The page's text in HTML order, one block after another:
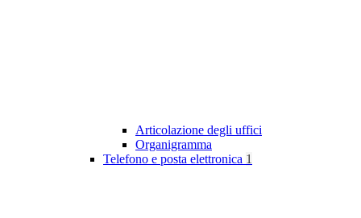
Articolazione degli uffici
Organigramma
Telefono e posta elettronica 1